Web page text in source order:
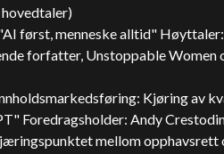
først, menneske alltid" Høyttaler:
forfatter, Unstoppable Women
Kjøring av
Foredragsholder: Andy
mellom opphavsrett